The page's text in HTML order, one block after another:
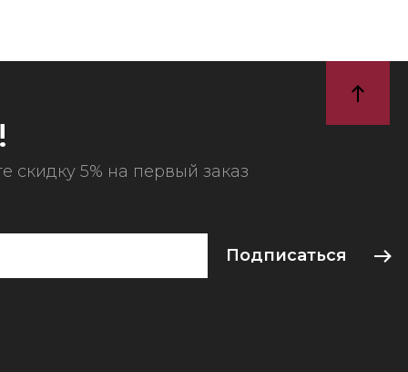
скидку 5% на первый заказ
Подписаться